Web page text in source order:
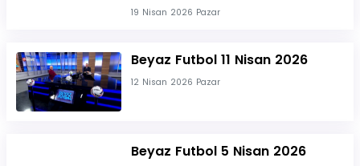
19 Nisan 2026 Pazar
Beyaz Futbol 11 Nisan 2026
12 Nisan 2026 Pazar
Beyaz Futbol 5 Nisan 2026